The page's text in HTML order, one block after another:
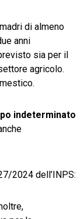
di almeno
anni
sia per il
agricolo.
indeterminato
2024 dell’INPS: